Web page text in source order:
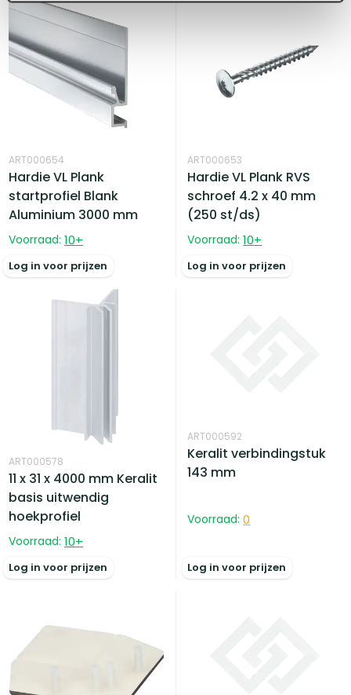
ART000654
Hardie VL Plank
startprofiel Blank
Aluminium 3000 mm
Voorraad: 10+
Log in voor prijzen
ART000653
Hardie VL Plank RVS
schroef 4.2 x 40 mm
(250 st/ds)
Voorraad: 10+
Log in voor prijzen
ART000578
11 x 31 x 4000 mm Keralit
basis uitwendig
hoekprofiel
Voorraad: 10+
Log in voor prijzen
ART000592
Keralit verbindingstuk
143 mm
Voorraad: 0
Log in voor prijzen